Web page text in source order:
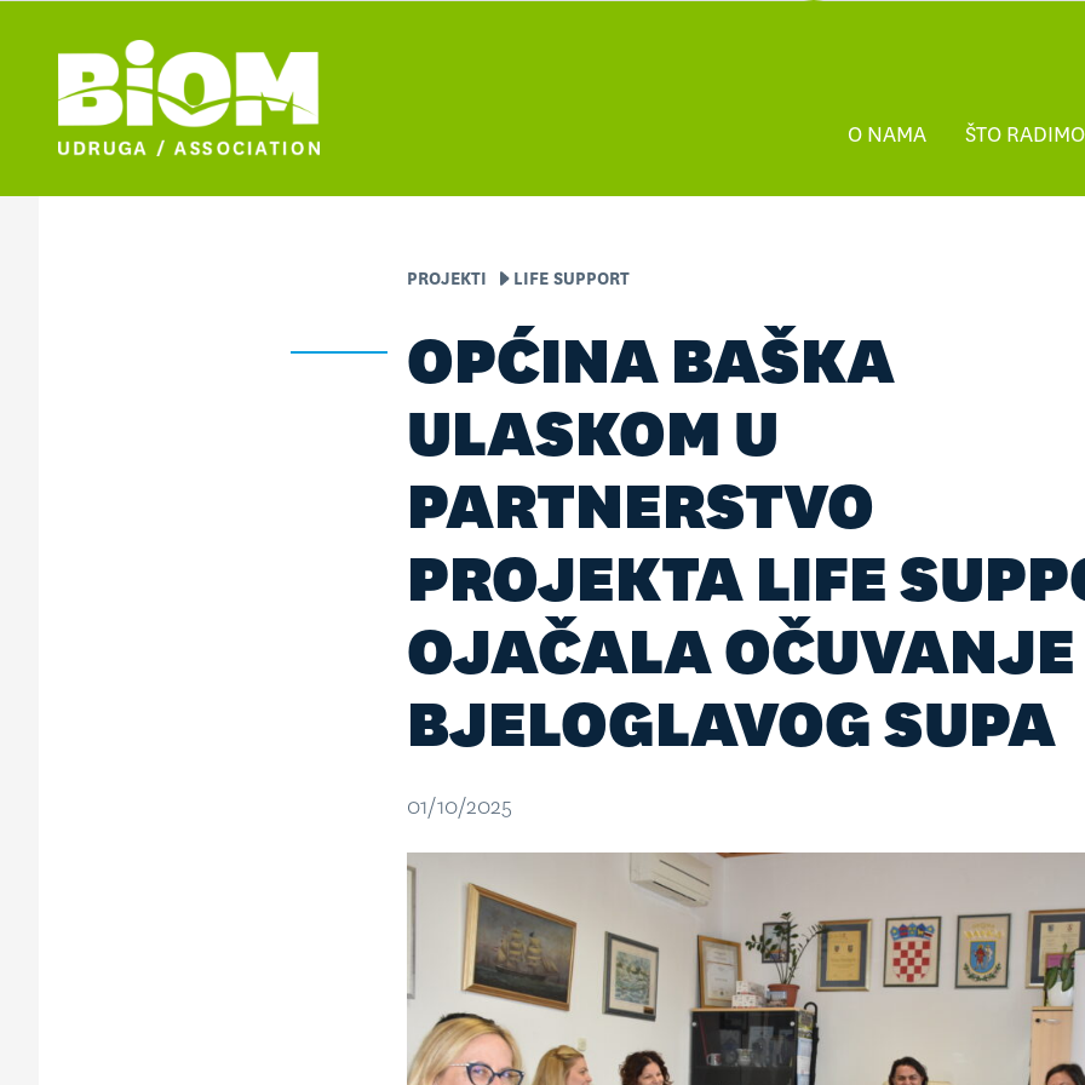
O NAMA ŠTO RADIMO
PROJEKTI LIFE SUPPORT
OPĆINA BAŠKA
ULASKOM U
PARTNERSTVO
PROJEKTA LIFE
OJAČALA OČUVANJE
BJELOGLAVOG SUPA
01/10/2025